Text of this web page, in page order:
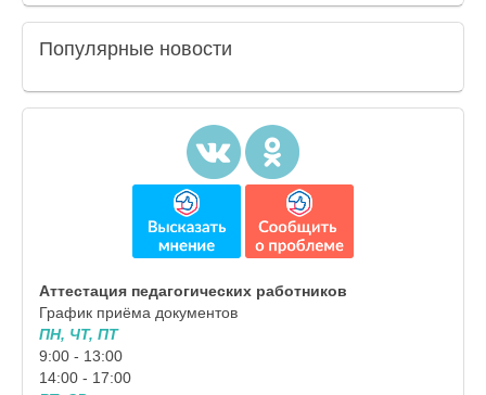
Популярные новости
Аттестация педагогических работников
График приёма документов
ПН, ЧТ, ПТ
9:00 - 13:00
14:00 - 17:00